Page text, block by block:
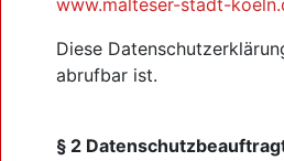
www.malteser-stadt-
Diese
abrufbar ist.
§ 2